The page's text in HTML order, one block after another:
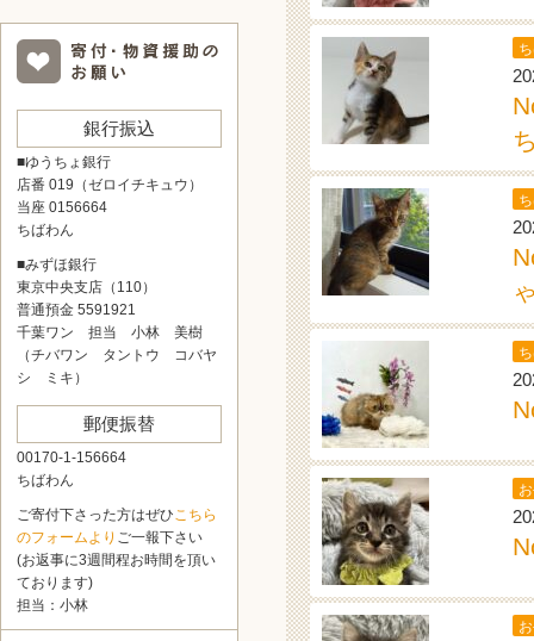
銀行振込
■ゆうちょ銀行
店番 019（ゼロイチキュウ）
当座 0156664
ちばわん
■みずほ銀行
東京中央支店（110）
普通預金 5591921
千葉ワン 担当 小林 美樹
（チバワン タントウ コバヤ
シ ミキ）
郵便振替
00170-1-156664
ちばわん
ご寄付下さった方はぜひこちら
のフォームより ご一報下さい
(お返事に3週間程お時間を頂い
ております)
担当：小林